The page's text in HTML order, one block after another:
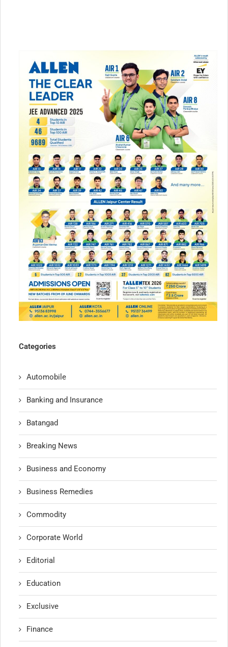
Categories
Automobile
Banking and Insurance
Batangad
Breaking News
Business and Economy
Business Remedies
Commodity
Corporate World
Editorial
Education
Exclusive
Finance